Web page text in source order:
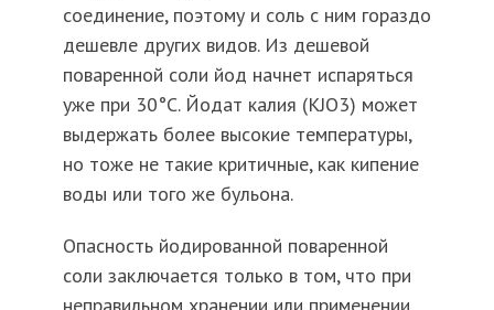
соединение, поэтому и соль с ним гораздо
дешевле других видов. Из дешевой
поваренной соли йод начнет испаряться
уже при 30°C. Йодат калия (KJO3) может
выдержать более высокие температуры,
но тоже не такие критичные, как кипение
воды или того же бульона.
Опасность йодированной поваренной
соли заключается только в том, что при